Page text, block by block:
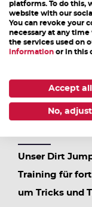
Unser Dirt
Training für
um Tricks und
platforms. To do this,
website with our
You can revoke your
necessary at any
the services used on
information or in this
Accept all
No, adjust